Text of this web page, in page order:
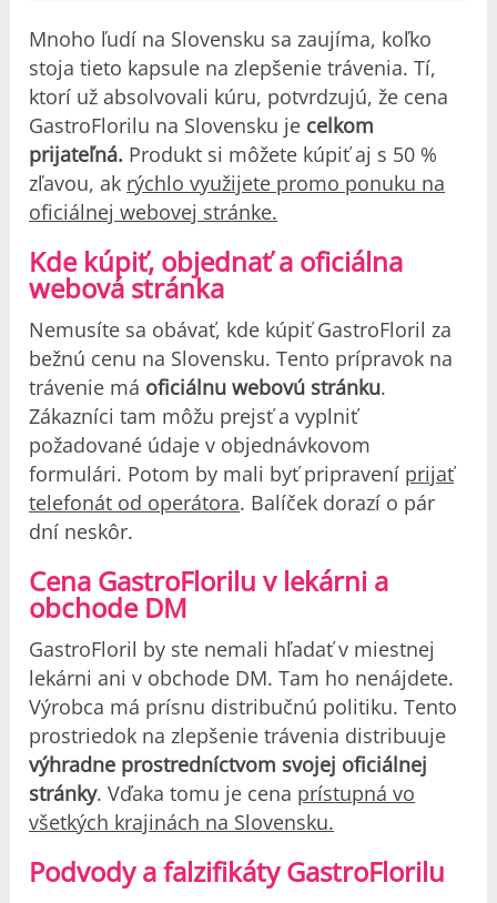
Mnoho ľudí na Slovensku sa zaujíma, koľko
stoja tieto kapsule na zlepšenie trávenia. Tí,
ktorí už absolvovali kúru, potvrdzujú, že cena
GastroFlorilu na Slovensku je celkom
prijateľná. Produkt si môžete kúpiť aj s 50 %
zľavou, ak rýchlo využijete promo ponuku na
oficiálnej webovej stránke.
Kde kúpiť, objednať a oficiálna
webová stránka
Nemusíte sa obávať, kde kúpiť GastroFloril za
bežnú cenu na Slovensku. Tento prípravok na
trávenie má oficiálnu webovú stránku.
Zákazníci tam môžu prejsť a vyplniť
požadované údaje v objednávkovom
formulári. Potom by mali byť pripravení prijať
telefonát od operátora. Balíček dorazí o pár
dní neskôr.
Cena GastroFlorilu v lekárni a
obchode DM
GastroFloril by ste nemali hľadať v miestnej
lekárni ani v obchode DM. Tam ho nenájdete.
Výrobca má prísnu distribučnú politiku. Tento
prostriedok na zlepšenie trávenia distribuuje
výhradne prostredníctvom svojej oficiálnej
stránky. Vďaka tomu je cena prístupná vo
všetkých krajinách na Slovensku.
Podvody a falzifikáty GastroFlorilu